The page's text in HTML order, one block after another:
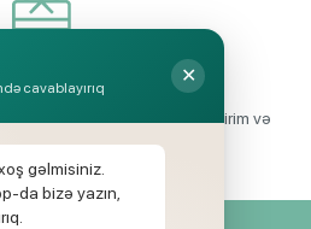
məhsul seçimi
olaraq, yüksək məbləğli endirim və
keçirilir.
cavablayırıq
✕
gəlmisiniz.
da bizə yazın,